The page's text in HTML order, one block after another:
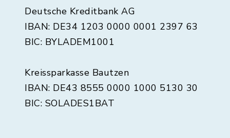
Deutsche Kreditbank AG
IBAN: DE34 1203 0000 0001 2397 63
BIC: BYLADEM1001
Kreissparkasse Bautzen
IBAN: DE43 8555 0000 1000 5130 30
BIC: SOLADES1BAT